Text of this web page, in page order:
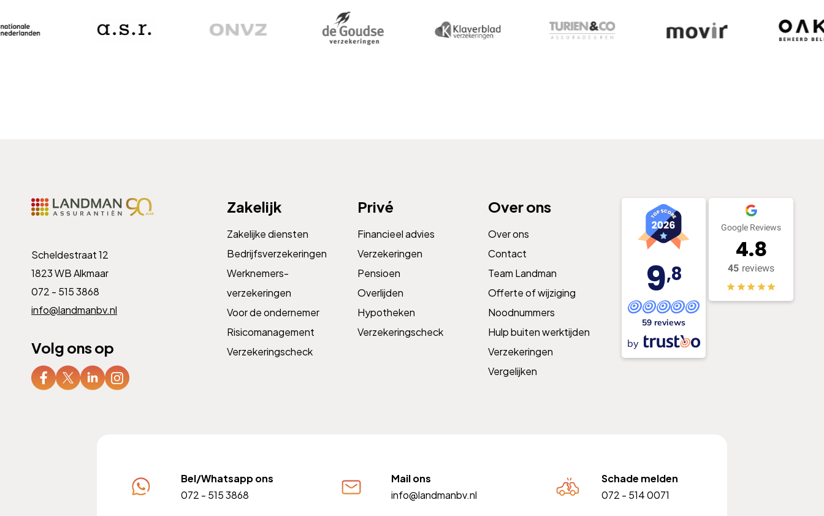
Scheldestraat 12
1823 WB Alkmaar
072 - 515 3868
info@landmanbv.nl
Volg ons op
Zakelijk
Zakelijke diensten
Bedrijfsverzekeringen
Werknemers­­
verzekeringen
Voor de ondernemer
Risicomanagement
Verzekeringscheck
Privé
Financieel advies
Verzekeringen
Pensioen
Overlijden
Hypotheken
Verzekeringscheck
Over ons
Over ons
Contact
Team Landman
Offerte of wijziging
Noodnummers
Hulp buiten werktijden
Verzekeringen
Vergelijken
9,8
59 reviews
by
Google Reviews
4.8
45 reviews
Bel/Whatsapp ons
072 - 515 3868
Mail ons
info@landmanbv.nl
Schade melden
072 - 514 0071